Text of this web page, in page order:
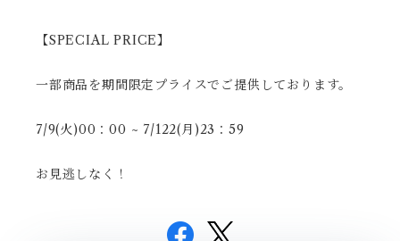
【SPECIAL PRICE】
一部商品を期間限定プライスでご提供しております。
7/9(火)00：00 ~ 7/122(月)23：59
お見逃しなく！